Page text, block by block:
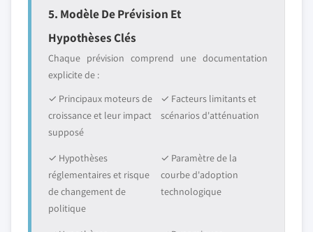
5. Modèle De Prévision Et
Hypothèses Clés
Chaque prévision comprend une documentation
explicite de :
✓ Principaux moteurs de
croissance et leur impact
supposé
✓ Facteurs limitants et
scénarios d'atténuation
✓ Hypothèses
réglementaires et risque
de changement de
politique
✓ Paramètre de la
courbe d'adoption
technologique